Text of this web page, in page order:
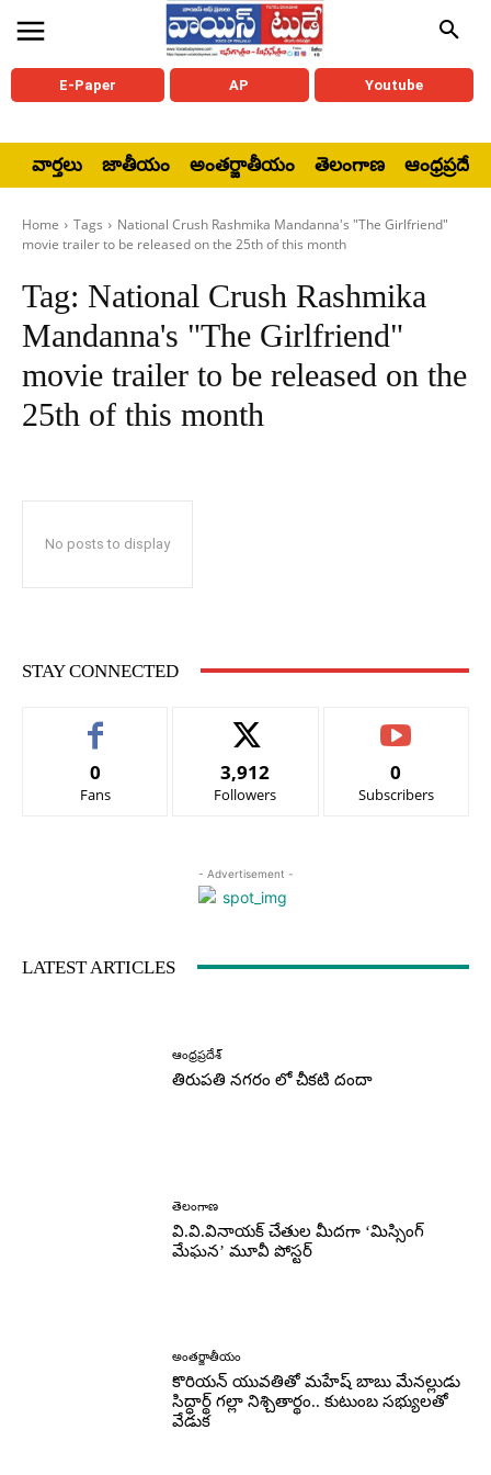
E-Paper AP Youtube
వార్తలు జాతీయం అంతర్జాతీయం తెలంగాణ ఆంధ్రప్రదేశ్
Home Tags
National Crush Rashmika Mandanna's "The Girlfriend"
movie trailer to be released on the 25th of this month
Tag: National Crush Rashmika
Mandanna's "The Girlfriend"
movie trailer to be released on the
25th of this month
No posts to display
STAY CONNECTED
0
Fans
3,912
Followers
0
Subscribers
- Advertisement -
LATEST ARTICLES
ఆంధ్రప్రదేశ్
తిరుపతి నగరం లో చీకటి దందా
తెలంగాణ
వి.వి.వినాయక్ చేతుల మీదగా ‘మిస్సింగ్
మేఘన’ మూవీ పోస్టర్
అంతర్జాతీయం
కొరియన్ యువతితో మహేష్ బాబు మేనల్లుడు
సిద్ధార్థ్ గల్లా నిశ్చితార్థం.. కుటుంబ సభ్యులతో
వేడుక